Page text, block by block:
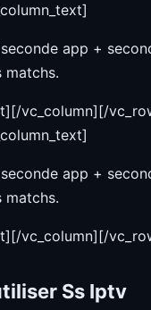
app +
matchs.
vc_column][/
app +
matchs.
vc_column][/
Ss Iptv